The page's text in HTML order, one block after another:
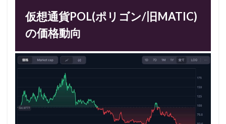
仮想通貨POL(ポリゴン/旧MATIC)
の価格動向